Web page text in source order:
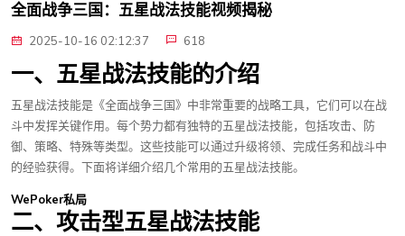
全面战争三国：五星战法技能视频揭秘
2025-10-16 02:12:37 618
一、五星战法技能的介绍
五星战法技能是《全面战争三国》中非常重要的战略工具，它们可以在战
斗中发挥关键作用。每个势力都有独特的五星战法技能，包括攻击、防
御、策略、特殊等类型。这些技能可以通过升级将领、完成任务和战斗中
的经验获得。下面将详细介绍几个常用的五星战法技能。
WePoker私局
二、攻击型五星战法技能